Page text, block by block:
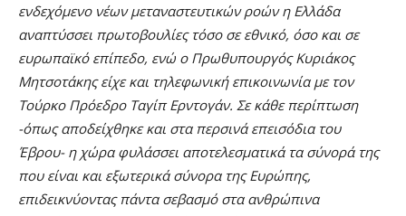
ενδεχόμενο νέων μεταναστευτικών ροών η Ελλάδα
αναπτύσσει πρωτοβουλίες τόσο σε εθνικό, όσο και σε
ευρωπαϊκό επίπεδο, ενώ ο Πρωθυπουργός Κυριάκος
Μητσοτάκης είχε και τηλεφωνική επικοινωνία με τον
Τούρκο Πρόεδρο Ταγίπ Ερντογάν. Σε κάθε περίπτωση
-όπως αποδείχθηκε και στα περσινά επεισόδια του
Έβρου- η χώρα φυλάσσει αποτελεσματικά τα σύνορά της
που είναι και εξωτερικά σύνορα της Ευρώπης,
επιδεικνύοντας πάντα σεβασμό στα ανθρώπινα